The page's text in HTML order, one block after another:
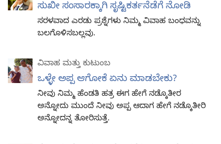
ಸುಖೀ ಸಂಸಾರಕ್ಕಾಗಿ ಸೃಷ್ಟಿಕರ್ತನೆಡೆಗೆ ನೋಡಿ
ಸರಳವಾದ ಎರಡು ಪ್ರಶ್ನೆಗಳು ನಿಮ್ಮ ವಿವಾಹ ಬಂಧವನ್ನು
ಬಲಗೊಳಿಸಬಲ್ಲವು.
ವಿವಾಹ ಮತ್ತು ಕುಟುಂಬ
ಒಳ್ಳೇ ಅಪ್ಪ ಆಗೋಕೆ ಏನು ಮಾಡಬೇಕು?
ನೀವು ನಿಮ್ಮ ಹೆಂಡತಿ ಹತ್ರ ಈಗ ಹೇಗೆ ನಡ್ಕೊತೀರ
ಅನ್ನೋದು ಮುಂದೆ ನೀವು ಅಪ್ಪ ಆದಾಗ ಹೇಗೆ ನಡ್ಕೊತೀರಿ
ಅನ್ನೋದನ್ನ ತೋರಿಸುತ್ತೆ.